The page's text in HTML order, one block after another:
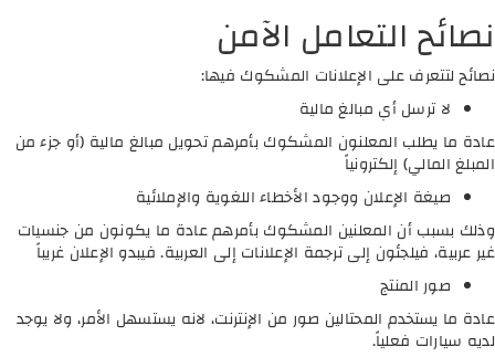
نصائح التعامل الآمن
نصائح لتتعرف على الإعلانات المشكوك فيها:
لا ترسل أي مبالغ مالية
عادة ما يطلب المعلنون المشكوك بأمرهم تحويل مبالغ مالية (أو جزء من
المبلغ المالي) إلكترونياً
صيغة الإعلان ووجود الأخطاء اللغوية والإملائية
وذلك بسبب أن المعلنين المشكوك بأمرهم عادة ما يكونون من جنسيات
غير عربية، فيلجئون إلى ترجمة الإعلانات إلى العربية. فيبدو الإعلان غريباً
صور المنتج
عادة ما يستخدم المحتالين صور من الإنترنت، لانه يستسهل الأمر، ولا يوجد
لديه سيارات فعلياً.